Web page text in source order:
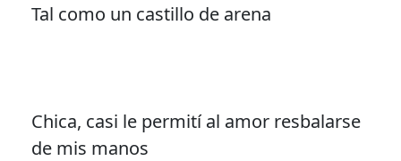
Tal como un castillo de arena
Chica, casi le permití al amor resbalarse
de mis manos